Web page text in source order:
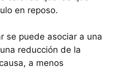
en reposo.
se puede asociar a una
reducción de la
a menos